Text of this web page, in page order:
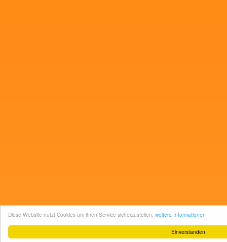
Einverstanden
Diese Website nutzt Cookies um ihren Service sicherzustellen. weitere Informationen